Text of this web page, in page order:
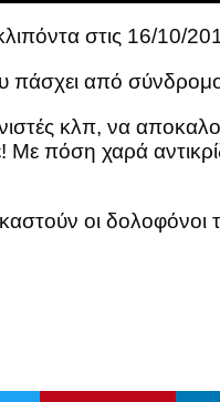
εκλιπόντα στις
από
κλπ, να
πόση χαρά
οι